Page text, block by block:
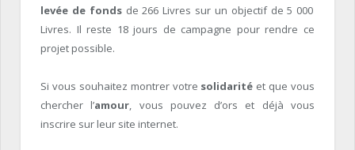
levée de fondsde 266 Livres sur un objectif de 5 000
Livres. Il reste 18 jours de campagne pour rendre ce
projet possible.
Si vous souhaitez montrer votre solidarité et que vous
chercher l’amour, vous pouvez d’ors et déjà vous
inscrire sur leur site internet.